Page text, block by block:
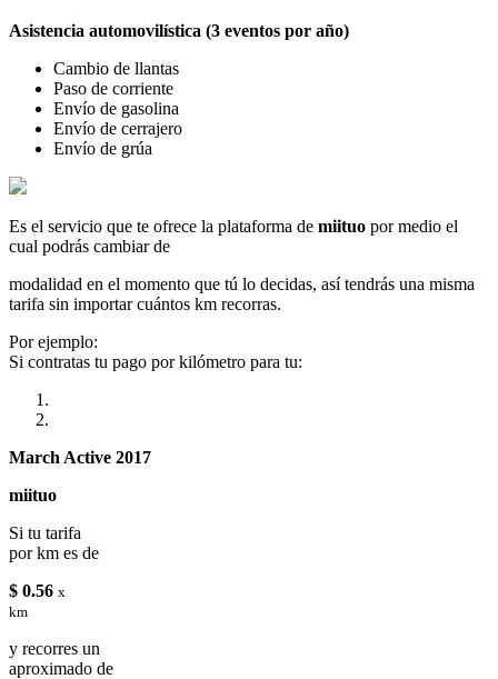
Asistencia automovilística (3 eventos por año)
Cambio de llantas
Paso de corriente
Envío de gasolina
Envío de cerrajero
Envío de grúa
Es el servicio que te ofrece la plataforma de miituo por medio el
cual podrás cambiar de
modalidad en el momento que tú lo decidas, así tendrás una misma
tarifa sin importar cuántos km recorras.
Por ejemplo:
Si contratas tu pago por kilómetro para tu:
March Active 2017
miituo
Si tu tarifa
por km es de
$ 0.56 x
km
y recorres un
aproximado de